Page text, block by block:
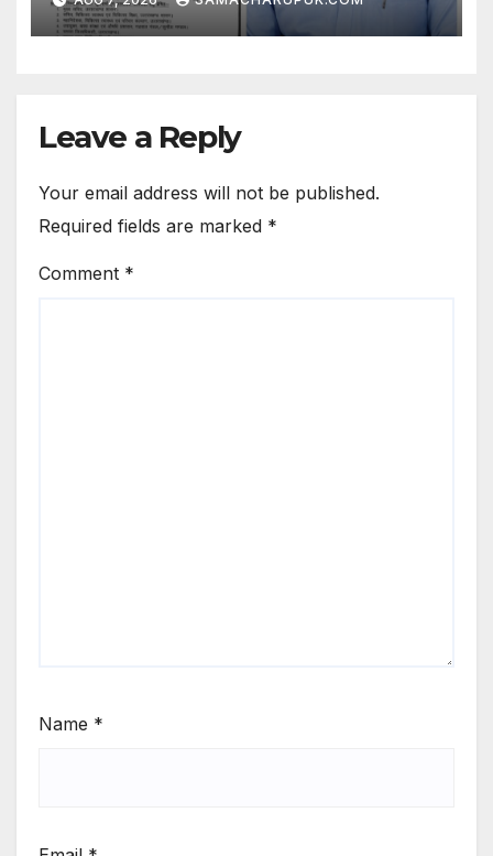
Leave a Reply
Your email address will not be published.
Required fields are marked *
Comment *
Name *